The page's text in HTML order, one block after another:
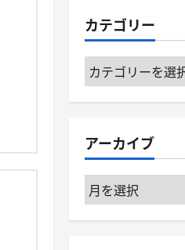
カテゴリー
カ
テ
ー
アーカイブ
ア
ー